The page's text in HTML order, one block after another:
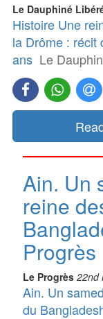
Le Dauphiné
Histoire Une
la Drôme : récit
ans Le
Ain. Un
reine
Progrès
Le Progrès 22nd
Ain. Un
du